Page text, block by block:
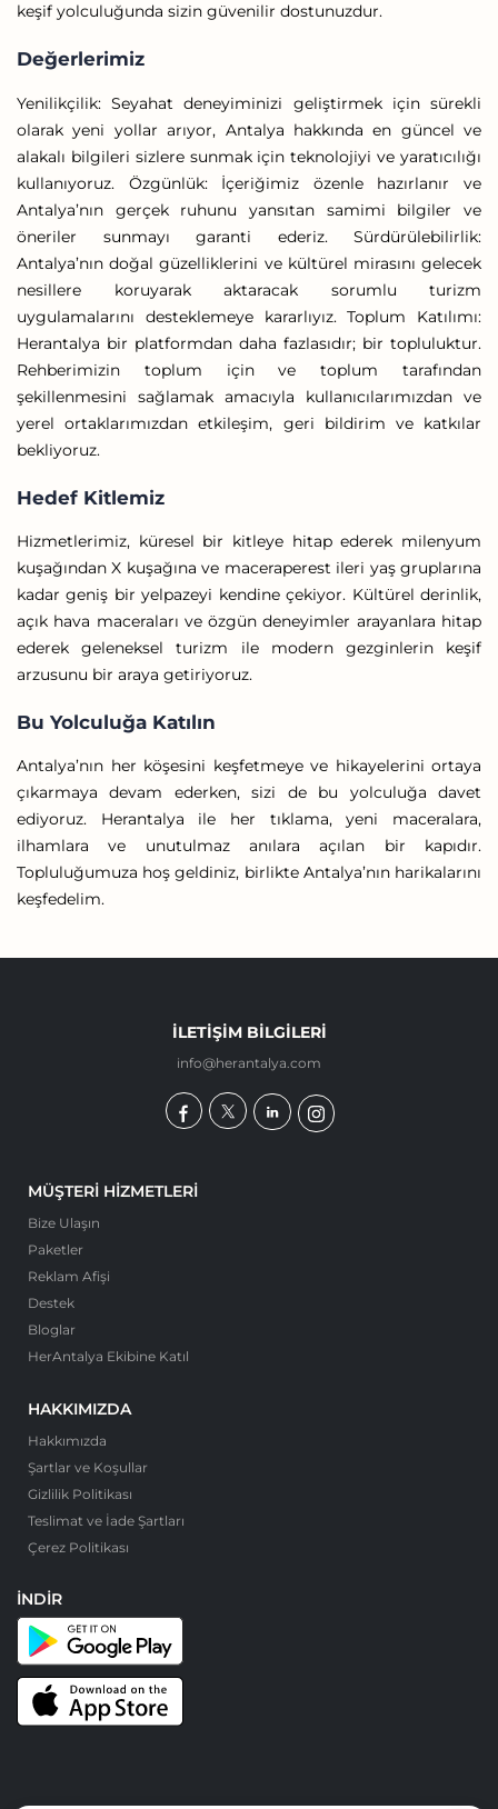
keşif yolculuğunda sizin güvenilir dostunuzdur.
Değerlerimiz
Yenilikçilik: Seyahat deneyiminizi geliştirmek için sürekli
olarak yeni yollar arıyor, Antalya hakkında en güncel ve
alakalı bilgileri sizlere sunmak için teknolojiyi ve yaratıcılığı
kullanıyoruz. Özgünlük: İçeriğimiz özenle hazırlanır ve
Antalya’nın gerçek ruhunu yansıtan samimi bilgiler ve
öneriler sunmayı garanti ederiz. Sürdürülebilirlik:
Antalya’nın doğal güzelliklerini ve kültürel mirasını gelecek
nesillere koruyarak aktaracak sorumlu turizm
uygulamalarını desteklemeye kararlıyız. Toplum Katılımı:
Herantalya bir platformdan daha fazlasıdır; bir topluluktur.
Rehberimizin toplum için ve toplum tarafından
şekillenmesini sağlamak amacıyla kullanıcılarımızdan ve
yerel ortaklarımızdan etkileşim, geri bildirim ve katkılar
bekliyoruz.
Hedef Kitlemiz
Hizmetlerimiz, küresel bir kitleye hitap ederek milenyum
kuşağından X kuşağına ve maceraperest ileri yaş gruplarına
kadar geniş bir yelpazeyi kendine çekiyor. Kültürel derinlik,
açık hava maceraları ve özgün deneyimler arayanlara hitap
ederek geleneksel turizm ile modern gezginlerin keşif
arzusunu bir araya getiriyoruz.
Bu Yolculuğa Katılın
Antalya’nın her köşesini keşfetmeye ve hikayelerini ortaya
çıkarmaya devam ederken, sizi de bu yolculuğa davet
ediyoruz. Herantalya ile her tıklama, yeni maceralara,
ilhamlara ve unutulmaz anılara açılan bir kapıdır.
Topluluğumuza hoş geldiniz, birlikte Antalya’nın harikalarını
keşfedelim.
İLETIŞIM BILGILERI
info@herantalya.com
MÜŞTERI HIZMETLERI
Bize Ulaşın
Paketler
Reklam Afişi
Destek
Bloglar
HerAntalya Ekibine Katıl
HAKKIMIZDA
Hakkımızda
Şartlar ve Koşullar
Gizlilik Politikası
Teslimat ve İade Şartları
Çerez Politikası
İNDIR